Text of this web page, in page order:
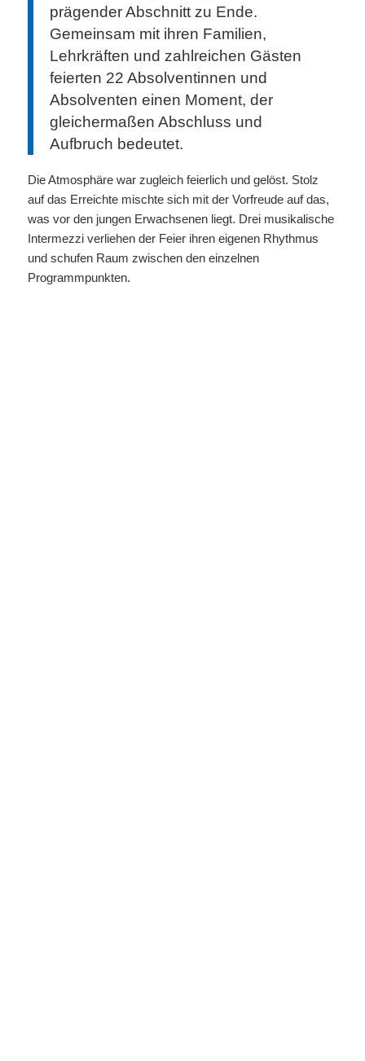
prägender Abschnitt zu Ende.
Gemeinsam mit ihren Familien,
Lehrkräften und zahlreichen Gästen
feierten 22 Absolventinnen und
Absolventen einen Moment, der
gleichermaßen Abschluss und
Aufbruch bedeutet.
Die Atmosphäre war zugleich feierlich und gelöst. Stolz
auf das Erreichte mischte sich mit der Vorfreude auf das,
was vor den jungen Erwachsenen liegt. Drei musikalische
Intermezzi verliehen der Feier ihren eigenen Rhythmus
und schufen Raum zwischen den einzelnen
Programmpunkten.